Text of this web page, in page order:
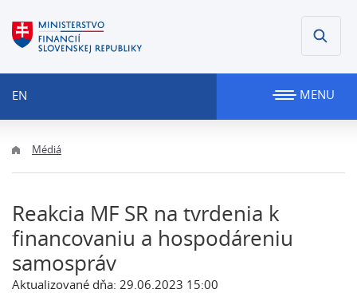
EN MENU
Médiá
Reakcia MF SR na tvrdenia k
financovaniu a hospodáreniu
samospráv
Aktualizované dňa: 29.06.2023 15:00